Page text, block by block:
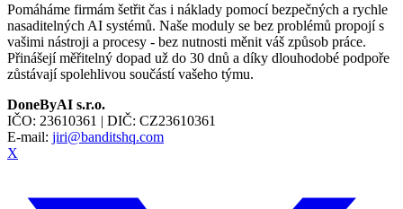
Pomáháme firmám šetřit čas i náklady pomocí bezpečných a rychle
nasaditelných AI systémů. Naše moduly se bez problémů propojí s
vašimi nástroji a procesy - bez nutnosti měnit váš způsob práce.
Přinášejí měřitelný dopad už do 30 dnů a díky dlouhodobé podpoře
zůstávají spolehlivou součástí vašeho týmu.
DoneByAI s.r.o.
IČO: 23610361 | DIČ: CZ23610361
E-mail: jiri@banditshq.com
X